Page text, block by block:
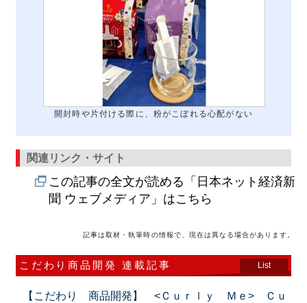
開封時や片付ける際に、粉がこぼれる心配がない
関連リンク・サイト
この記事の全文が読める「日本ネット経済新
聞 ウェブメディア」はこちら
記事は取材・執筆時の情報で、現在は異なる場合があります。
こだわり商品開発 連載記事 List
【こだわり 商品開発】 <Ｃｕｒｌｙ Ｍｅ> Ｃｕ